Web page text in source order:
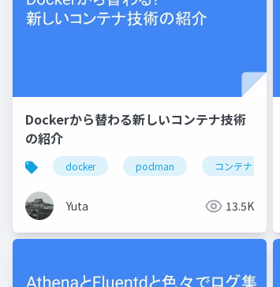
Dockerから替わる新しいコンテナ技術
の紹介
docker podman コンテナ
Yuta 13.5K